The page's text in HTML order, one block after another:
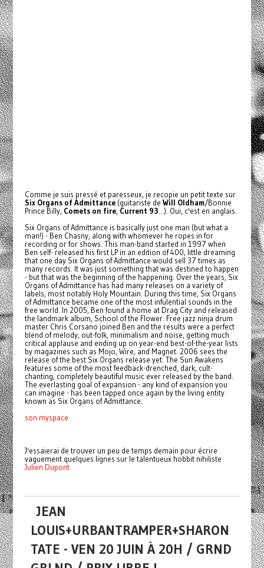
Comme je suis pressé et paresseux, je recopie un petit texte sur
Six Organs of Admittance (guitariste de Will Oldham/Bonnie
Prince Billy, Comets on fire, Current 93 ...). Oui, c'est en anglais.
Six Organs of Admittance is basically just one man (but what a
man!) - Ben Chasny, along with whomever he ropes in for
recording or for shows. This man-band started in 1997 when
Ben self- released his first LP in an edition of 400, little dreaming
that one day Six Organs of Admittance would sell 37 times as
many records. It was just something that was destined to happen
- but that was the beginning of the happening. Over the years, Six
Organs of Admittance has had many releases on a variety of
labels, most notably Holy Mountain. During this time, Six Organs
of Admittance became one of the most infulential sounds in the
free world. In 2005, Ben found a home at Drag City and released
the landmark album, School of the Flower. Free jazz ninja drum
master Chris Corsano joined Ben and the results were a perfect
blend of melody, out-folk, minimalism and noise, getting much
critical applause and ending up on year-end best-of-the-year lists
by magazines such as Mojo, Wire, and Magnet. 2006 sees the
release of the best Six Organs release yet. The Sun Awakens
features some of the most feedback-drenched, dark, cult-
chanting, completely beautiful music ever released by the band.
The everlasting goal of expansion - any kind of expansion you
can imagine - has been tapped once again by the living entity
known as Six Organs of Admittance.
son myspace
J'essaierai de trouver un peu de temps demain pour écrire
vaguement quelques lignes sur le talentueux hobbit nihiliste
Julien Dupont
JEAN
LOUIS+URBANTRAMPER+SHARON
TATE - VEN 20 JUIN À 20H / GRND